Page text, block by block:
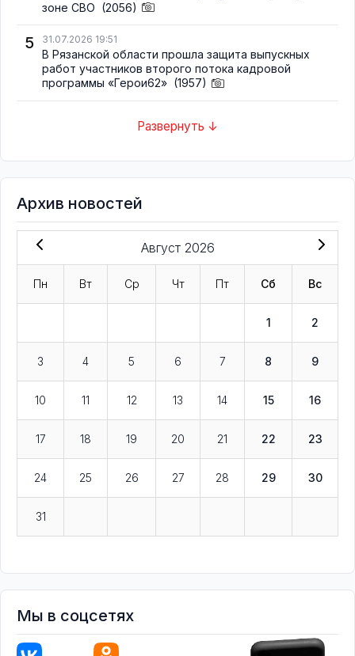
зоне СВО (2056)
5 31.07.2026 19:51
В Рязанской области прошла защита выпускных
работ участников второго потока кадровой
программы «Герои62» (1957)
Развернуть ↓
Архив новостей
Август 2026
Пн Вт Ср Чт Пт Сб Вс
1 2
3 4 5 6 7 8 9
10 11 12 13 14 15 16
17 18 19 20 21 22 23
24 25 26 27 28 29 30
31
Мы в соцсетях